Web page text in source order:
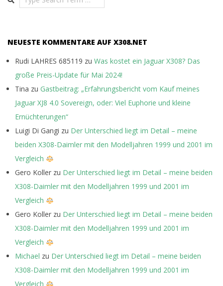
NEUESTE KOMMENTARE AUF X308.NET
Rudi LAHRES 685119 zu Was kostet ein Jaguar X308? Das
große Preis-Update für Mai 2024!
Tina zu Gastbeitrag: „Erfahrungsbericht vom Kauf meines
Jaguar XJ8 4.0 Sovereign, oder: Viel Euphorie und kleine
Ernüchterungen“
Luigi Di Gangi zu Der Unterschied liegt im Detail – meine
beiden X308-Daimler mit den Modelljahren 1999 und 2001 im
Vergleich
Gero Koller zu Der Unterschied liegt im Detail – meine beiden
X308-Daimler mit den Modelljahren 1999 und 2001 im
Vergleich
Gero Koller zu Der Unterschied liegt im Detail – meine beiden
X308-Daimler mit den Modelljahren 1999 und 2001 im
Vergleich
Michael zu Der Unterschied liegt im Detail – meine beiden
X308-Daimler mit den Modelljahren 1999 und 2001 im
Vergleich